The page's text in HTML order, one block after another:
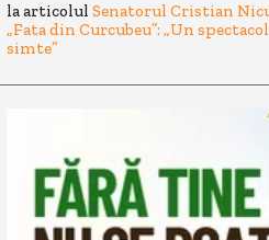
la articolul Senatorul Cristian
„Fata din Curcubeu”: „Un
simte”